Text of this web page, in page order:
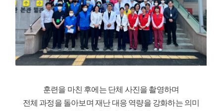
훈련을 마친 후에는 단체 사진을 촬영하며
전체 과정을 돌아보며 재난 대응 역량을 강화하는 의미